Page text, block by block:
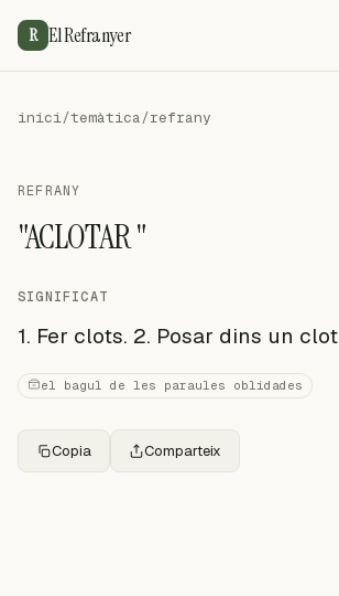
R El Refranyer
inici/temàtica/refrany
REFRANY
"ACLOTAR "
SIGNIFICAT
1. Fer clots. 2. Posar dins un clot
el bagul de les paraules oblidades
Copia Comparteix